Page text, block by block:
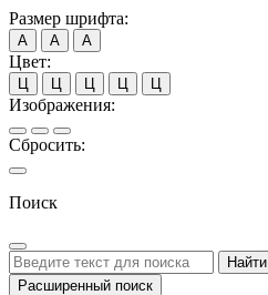
Размер шрифта:
А А А
Цвет:
Ц Ц Ц Ц Ц
Изображения:
Сбросить:
Поиск
Найти
Расширенный поиск